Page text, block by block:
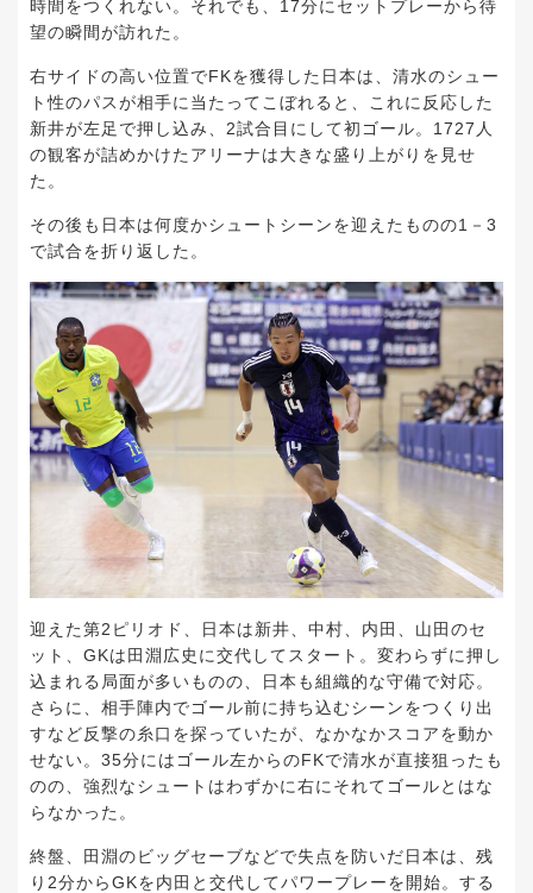
時間をつくれない。それでも、17分にセットプレーから待
望の瞬間が訪れた。
右サイドの高い位置でFKを獲得した日本は、清水のシュー
ト性のパスが相手に当たってこぼれると、これに反応した
新井が左足で押し込み、2試合目にして初ゴール。1727人
の観客が詰めかけたアリーナは大きな盛り上がりを見せ
た。
その後も日本は何度かシュートシーンを迎えたものの1－3
で試合を折り返した。
迎えた第2ピリオド、日本は新井、中村、内田、山田のセ
ット、GKは田淵広史に交代してスタート。変わらずに押し
込まれる局面が多いものの、日本も組織的な守備で対応。
さらに、相手陣内でゴール前に持ち込むシーンをつくり出
すなど反撃の糸口を探っていたが、なかなかスコアを動か
せない。35分にはゴール左からのFKで清水が直接狙ったも
のの、強烈なシュートはわずかに右にそれてゴールとはな
らなかった。
終盤、田淵のビッグセーブなどで失点を防いだ日本は、残
り2分からGKを内田と交代してパワープレーを開始。する